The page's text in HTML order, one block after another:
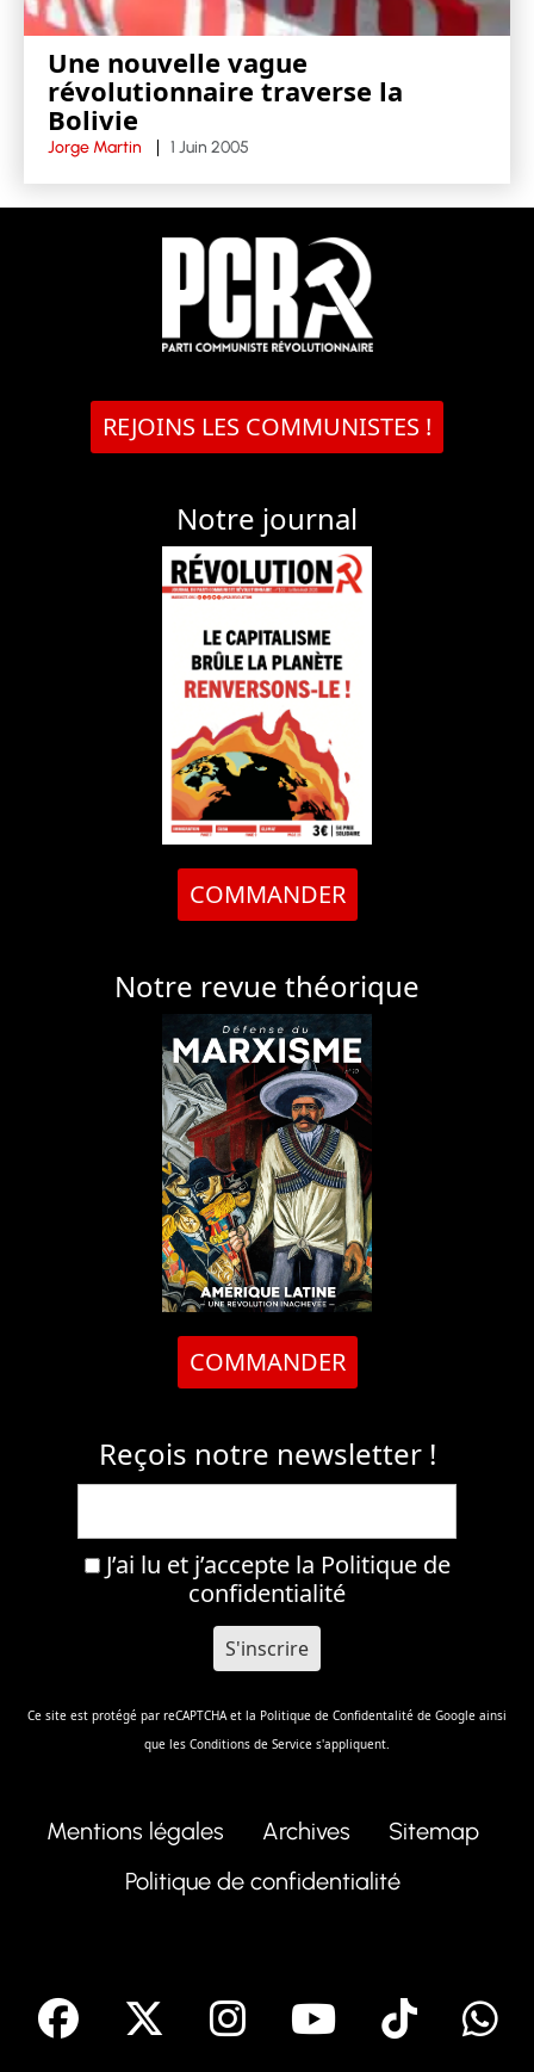
Une nouvelle vague
révolutionnaire traverse la
Bolivie
Jorge Martin 1 Juin 2005
REJOINS LES COMMUNISTES !
Notre journal
COMMANDER
Notre revue théorique
COMMANDER
Reçois notre newsletter !
J’ai lu et j’accepte la Politique de
confidentialité
Ce site est protégé par reCAPTCHA et la Politique de Confidentalité de Google ainsi
que les Conditions de Service s'appliquent.
Mentions légales Archives
Sitemap
Politique de confidentialité
facebook Instagram
Youtube
Tik